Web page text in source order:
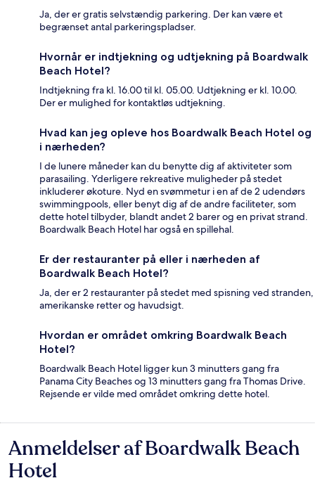
Ja, der er gratis selvstændig parkering. Der kan være et
begrænset antal parkeringspladser.
Hvornår er indtjekning og udtjekning på Boardwalk
Beach Hotel?
Indtjekning fra kl. 16.00 til kl. 05.00. Udtjekning er kl. 10.00.
Der er mulighed for kontaktløs udtjekning.
Hvad kan jeg opleve hos Boardwalk Beach Hotel og
i nærheden?
I de lunere måneder kan du benytte dig af aktiviteter som
parasailing. Yderligere rekreative muligheder på stedet
inkluderer økoture. Nyd en svømmetur i en af de 2 udendørs
swimmingpools, eller benyt dig af de andre faciliteter, som
dette hotel tilbyder, blandt andet 2 barer og en privat strand.
Boardwalk Beach Hotel har også en spillehal.
Er der restauranter på eller i nærheden af
Boardwalk Beach Hotel?
Ja, der er 2 restauranter på stedet med spisning ved stranden,
amerikanske retter og havudsigt.
Hvordan er området omkring Boardwalk Beach
Hotel?
Boardwalk Beach Hotel ligger kun 3 minutters gang fra
Panama City Beaches og 13 minutters gang fra Thomas Drive.
Rejsende er vilde med området omkring dette hotel.
Anmeldelser
Anmeldelser af Boardwalk Beach
Hotel